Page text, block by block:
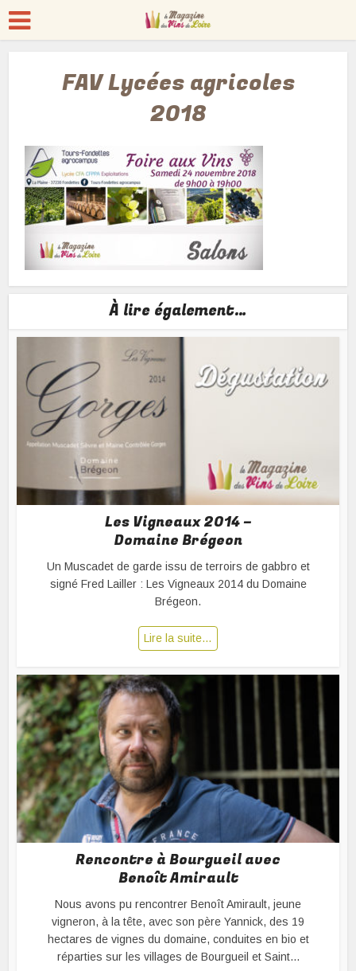
FAV Lycées agricoles
2018
À lire également…
Les Vigneaux 2014 –
Domaine Brégeon
Un Muscadet de garde issu de terroirs de gabbro et
signé Fred Lailler : Les Vigneaux 2014 du Domaine
Brégeon.
Lire la suite…
Rencontre à Bourgueil avec
Benoît Amirault
Nous avons pu rencontrer Benoît Amirault, jeune
vigneron, à la tête, avec son père Yannick, des 19
hectares de vignes du domaine, conduites en bio et
réparties sur les villages de Bourgueil et Saint...